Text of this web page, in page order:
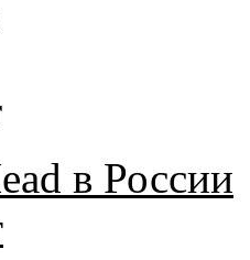
в России